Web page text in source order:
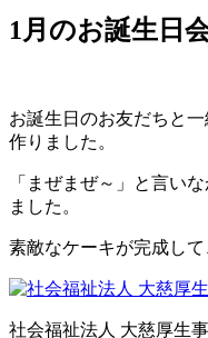
1月のお誕生日
お誕生日のお友だちと
作りました。
「まぜまぜ～」と言い
ました。
素敵なケーキが完成して
社会福祉法人 大慈厚生